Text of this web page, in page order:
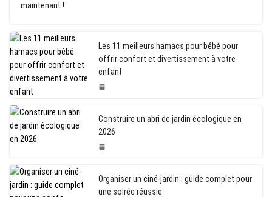
maintenant !
Les 11 meilleurs hamacs pour bébé pour
offrir confort et divertissement à votre
enfant
Construire un abri de jardin écologique en
2026
Organiser un ciné-jardin : guide complet pour
une soirée réussie